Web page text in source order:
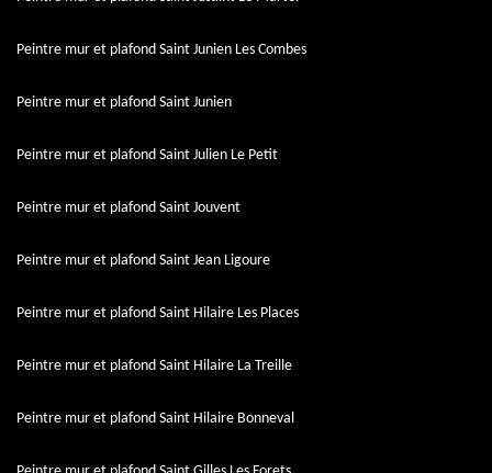
Peintre mur et plafond Saint Junien Les Combes
Peintre mur et plafond Saint Junien
Peintre mur et plafond Saint Julien Le Petit
Peintre mur et plafond Saint Jouvent
Peintre mur et plafond Saint Jean Ligoure
Peintre mur et plafond Saint Hilaire Les Places
Peintre mur et plafond Saint Hilaire La Treille
Peintre mur et plafond Saint Hilaire Bonneval